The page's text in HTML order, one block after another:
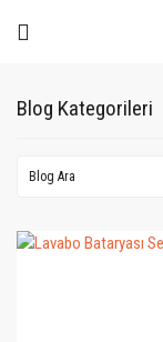
Blog Kategorileri